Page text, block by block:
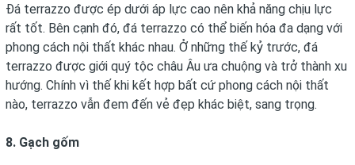
Đá terrazzo được ép dưới áp lực cao nên khả năng chịu lực
rất tốt. Bên cạnh đó, đá terrazzo có thể biến hóa đa dạng với
phong cách nội thất khác nhau. Ở những thế kỷ trước, đá
terrazzo được giới quý tộc châu Âu ưa chuộng và trở thành xu
hướng. Chính vì thế khi kết hợp bất cứ phong cách nội thất
nào, terrazzo vẫn đem đến vẻ đẹp khác biệt, sang trọng.
8. Gạch gốm